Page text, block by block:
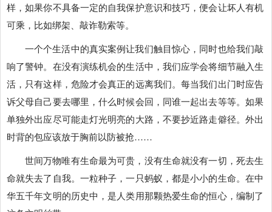
样，如果你不具备一定的自我保护意识和技巧，便会让坏人有机
可乘，比如绑架、敲诈勒索等。
一个个生活中的真实案例让我们触目惊心，同时也给我们敲
响了警钟。在没有演练机会的生活中，我们应学会将细节融入生
活，只有这样，危险才会真正的远离我们。每当我们出门时应告
诉父母自己要去哪里，什么时候会回，同谁一起出去等等。如果
单独外出应尽可能走灯光明亮的大路，不要抄近路走僻径。外出
时背的包应该放于胸前以防被抢……
世间万物唯有生命最为可贵，没有生命就没有一切，死去生
命就失去了自我。一粒种子，一只蚂蚁，都是小小的生命。在中
华五千年文明的历史中，是人类用那颗热爱生命的恒心，编制了